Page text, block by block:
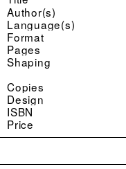
Author(s)
Language(s)
Format
Pages
Shaping
Copies
Design
ISBN
Price